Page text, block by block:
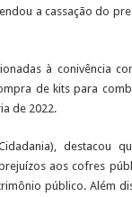
a cassação do
à conivência
de kits para
de 2022.
destacou
aos cofres
público. Além